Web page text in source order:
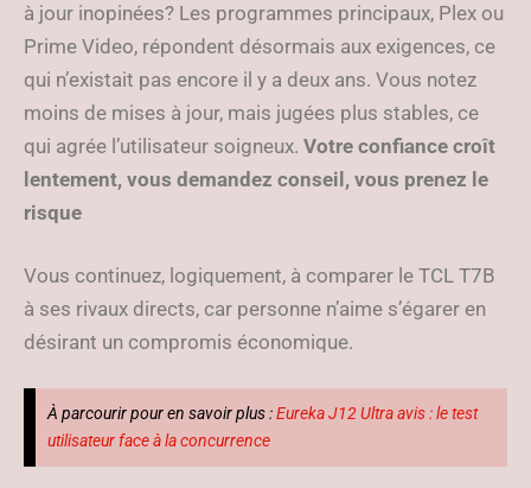
à jour inopinées? Les programmes principaux, Plex ou
Prime Video, répondent désormais aux exigences, ce
qui n’existait pas encore il y a deux ans. Vous notez
moins de mises à jour, mais jugées plus stables, ce
qui agrée l’utilisateur soigneux. Votre confiance croît
lentement, vous demandez conseil, vous prenez le
risque
Vous continuez, logiquement, à comparer le TCL T7B
à ses rivaux directs, car personne n’aime s’égarer en
désirant un compromis économique.
À parcourir pour en savoir plus :Eureka J12 Ultra avis : le test
utilisateur face à la concurrence